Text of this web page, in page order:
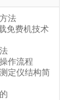
法
免费机技术
作流程
定仪结构简